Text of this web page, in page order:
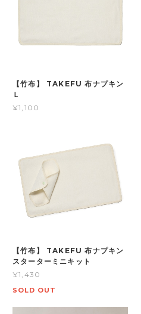
【竹布】 TAKEFU 布ナプキン
Ｌ
¥1,100
【竹布】 TAKEFU 布ナプキン
スターターミニキット
¥1,430
SOLD OUT